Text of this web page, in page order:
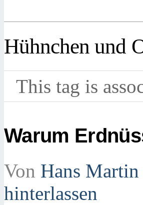
Hühnchen und
This tag is
Warum
Von Hans Martin
hinterlassen